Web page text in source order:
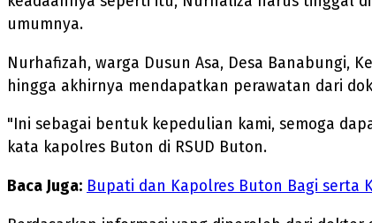
umumnya.
Nurhafizah, warga Dusun Asa, Desa Banabungi,
hingga akhirnya mendapatkan perawatan dari
"Ini sebagai bentuk kepedulian kami, semoga
kata kapolres Buton di RSUD Buton.
Baca Juga: Bupati dan Kapolres Buton Bagi serta